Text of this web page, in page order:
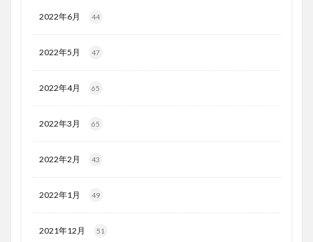
2022年6月 44
2022年5月 47
2022年4月 65
2022年3月 65
2022年2月 43
2022年1月 49
2021年12月 51